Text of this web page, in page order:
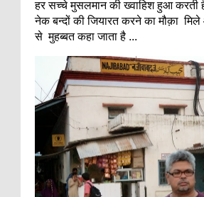
हर सच्चे मुसलमान की ख्वाहिश हुआ
नेक बन्दों की जियारत करने का मौक़ा
से मुहब्बत कहा जाता है ...